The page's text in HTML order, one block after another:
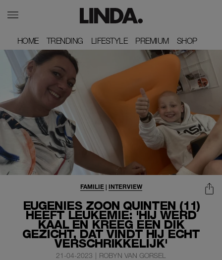
HOME
HOME TRENDING
TRENDING LIFESTYLE
LIFESTYLE PREMIUM
PREMIUM SHOP
SHOP
EUGENIES ZOON QUINTEN (11)
HEEFT LEUKEMIE: 'HIJ WERD
KAAL EN KREEG EEN DIK
GEZICHT, DAT VINDT HIJ ECHT
VERSCHRIKKELIJK'
FAMILIE| INTERVIEW
21-04-2023 | ROBYN VAN GORSEL